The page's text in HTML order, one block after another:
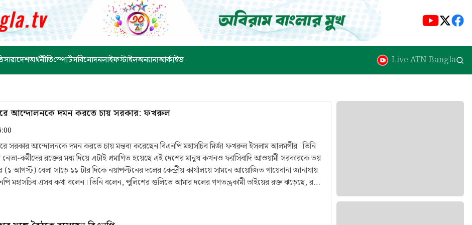
সারাদেশঅর্থনীতিস্পোর্টসবিনোদনলাইফস্টাইলঅন্যান্যআর্কাইভ Live ATN Bangla
আন্দোলনকে দমন করতে চায় সরকার: ফখরুল
সরকার আন্দোলনকে দমন করতে চায় মন্তব্য করেছেন বিএনপি মহাসচিব মির্জা ফখরুল ইসলাম আলমগীর। তিনি
কর্মীদের রক্তের মধ্য দিয়ে এটাই প্রমাণিত হয়েছে এই দেশের মানুষ কখনও ফ্যাসিবাদি আওয়ামী সরকারকে ভয়
আগস্ট) বেলা সাড়ে ১১ টার দিকে নয়াপল্টনের দলের কেন্দ্রীয় কার্যালয়ে সামনে আয়োজিত গায়েবানা জানাযায়
পুলিশের গুলিতে আমার দলের গণতন্ত্রকামী ভাইয়ের রক্ত ঝড়েছে, রক্ত
আমাদের দলের প্রশিক্ষণ বিষয়ক সম্পাদকসহ শতাধিক নেতাকর্মীকে গুলিবর্ষণ করে আহত করা হয়েছে। বিএনপি
কর্মসূচি, শান্তিপূর্ণ সমাবেশে এই ফ্যাসিবাদি শেখ হাসিনা আওয়ামী সরকারের পুলিশ দিয়ে গুলিবর্ষণ করে তারা